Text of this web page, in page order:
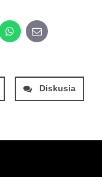
WhatsApp
E-mail
Diskusia